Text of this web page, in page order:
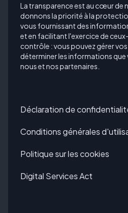
La transparence est au cœur de
donnons la priorité à la
vous fournissant des
et en facilitant l'exercice de
contrôle : vous pouvez gérer
déterminer les informations que
nous et nos partenaires.
Déclaration de
Conditions générales
Politique sur les cookies
Digital Services Act